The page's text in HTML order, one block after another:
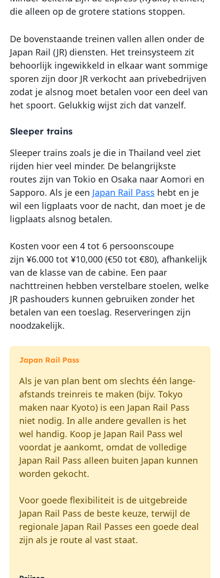
die alleen op de grotere stations stoppen.
De bovenstaande treinen vallen allen onder de
Japan Rail (JR) diensten. Het treinsysteem zit
behoorlijk ingewikkeld in elkaar want sommige
sporen zijn door JR verkocht aan privebedrijven
zodat je alsnog moet betalen voor een deel van
het spoort. Gelukkig wijst zich dat vanzelf.
Sleeper trains
Sleeper trains zoals je die in Thailand veel ziet
rijden hier veel minder. De belangrijkste
routes zijn van Tokio en Osaka naar Aomori en
Sapporo. Als je een Japan Rail Pass hebt en je
wil een ligplaats voor de nacht, dan moet je de
ligplaats alsnog betalen.
Kosten voor een 4 tot 6 persoonscoupe
zijn ¥6.000 tot ¥10,000 (€50 tot €80), afhankelijk
van de klasse van de cabine. Een paar
nachttreinen hebben verstelbare stoelen, welke
JR pashouders kunnen gebruiken zonder het
betalen van een toeslag. Reserveringen zijn
noodzakelijk.
Japan Rail Pass
Als je van plan bent om slechts één lange-
afstands treinreis te maken (bijv. Tokyo
maken naar Kyoto) is een Japan Rail Pass
niet nodig. In alle andere gevallen is het
wel handig. Koop je Japan Rail Pass wel
voordat je aankomt, omdat de volledige
Japan Rail Pass alleen buiten Japan kunnen
worden gekocht.
Voor goede flexibiliteit is de uitgebreide
Japan Rail Pass de beste keuze, terwijl de
regionale Japan Rail Passes een goede deal
zijn als je route al vast staat.